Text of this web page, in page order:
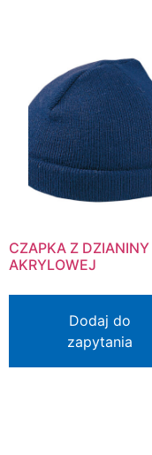
CZAPKA Z DZIANINY
AKRYLOWEJ
Dodaj do
zapytania